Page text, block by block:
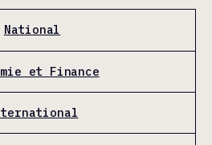
National
et Finance